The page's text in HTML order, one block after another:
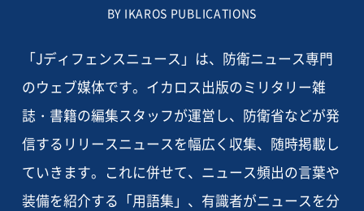
BY IKAROS PUBLICATIONS
「Jディフェンスニュース」は、防衛ニュース専門
のウェブ媒体です。イカロス出版のミリタリー雑
誌・書籍の編集スタッフが運営し、防衛省などが発
信するリリースニュースを幅広く収集、随時掲載し
ていきます。これに併せて、ニュース頻出の言葉や
装備を紹介する「用語集」、有識者がニュースを分